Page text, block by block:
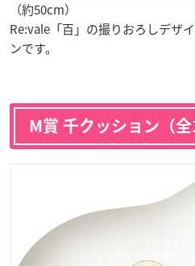
（約50cm）
Re:vale「百」の撮りおろしデザ
ンです。
M賞 千クッション（全